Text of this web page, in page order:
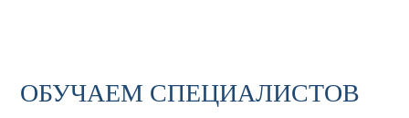
ОБУЧАЕМ СПЕЦИАЛИСТОВ